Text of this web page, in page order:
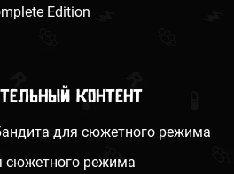
Edition
контент
для сюжетного режима
сюжетного режима